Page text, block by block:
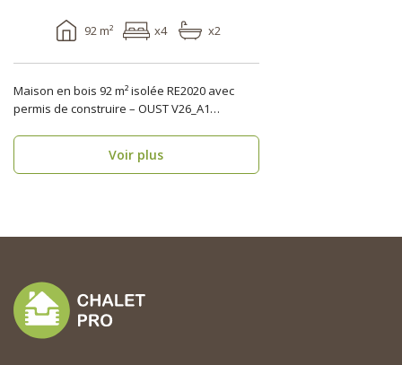
92 m² x4 x2
Maison en bois 92 m² isolée RE2020 avec
permis de construire – OUST V26_A1
Voir plus